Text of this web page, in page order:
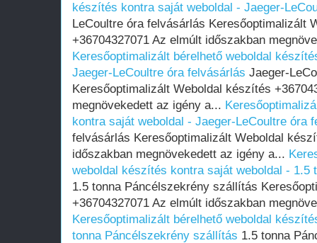
készítés kontra saját weboldal - Jaeger-
LeCoultre óra felvásárlás Keresőoptimalizált
+36704327071 Az elmúlt időszakban
Keresőoptimalizált bérelhető weboldal
Jaeger-LeCoultre óra felvásárlás Jaeger-
Keresőoptimalizált Weboldal készítés
megnövekedett az igény a...
kontra saját weboldal - Jaeger-LeCoultre óra
felvásárlás Keresőoptimalizált Weboldal
időszakban megnövekedett az igény a...
weboldal készítés kontra saját weboldal - 1.5
1.5 tonna Páncélszekrény szállítás
+36704327071 Az elmúlt időszakban
Keresőoptimalizált bérelhető weboldal
tonna Páncélszekrény szállítás 1.5 tonna